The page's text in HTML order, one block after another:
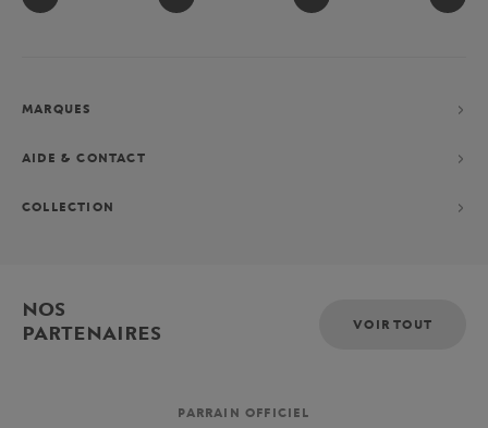
MARQUES
AIDE & CONTACT
COLLECTION
NOS
PARTENAIRES
VOIR TOUT
PARRAIN OFFICIEL